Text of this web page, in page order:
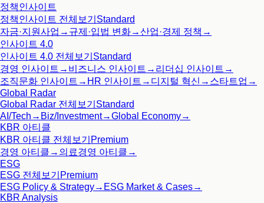
정책인사이트
정책인사이트 전체보기 Standard
자금·지원사업 → 규제·입법 변화→산업·경제 정책 →
인사이트 4.0
인사이트 4.0 전체보기 Standard
경영 인사이트 → 비즈니스 인사이트 → 리더십 인사이트 →
조직문화 인사이트 → HR 인사이트 → 디지털 혁신 → 스타트업 →
Global Radar
Global Radar 전체보기 Standard
AI/Tech → Biz/Investment→Global Economy→
KBR 아티클
KBR 아티클 전체보기 Premium
경영 아티클 → 의료경영 아티클 →
ESG
ESG 전체보기 Premium
ESG Policy & Strategy→ ESG Market & Cases→
KBR Analysis